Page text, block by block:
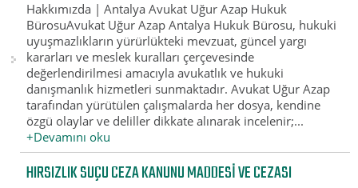
Hakkımızda | Antalya Avukat Uğur Azap Hukuk
BürosuAvukat Uğur Azap Antalya Hukuk Bürosu, hukuki
uyuşmazlıkların yürürlükteki mevzuat, güncel yargı
kararları ve meslek kuralları çerçevesinde
değerlendirilmesi amacıyla avukatlık ve hukuki
danışmanlık hizmetleri sunmaktadır. Avukat Uğur Azap
tarafından yürütülen çalışmalarda her dosya, kendine
özgü olaylar ve deliller dikkate alınarak incelenir;...
+Devamını oku
HIRSIZLIK SUÇU CEZA KANUNU MADDESI VE CEZASI